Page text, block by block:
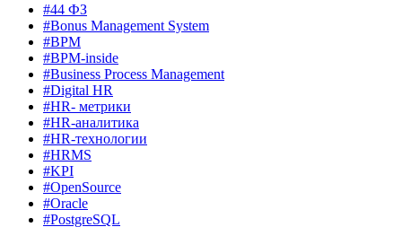
#44 ФЗ
#Bonus Management System
#BPM
#BPM-inside
#Business Process Management
#Digital HR
#HR- метрики
#HR-аналитика
#HR-технологии
#HRMS
#KPI
#OpenSource
#Oracle
#PostgreSQL